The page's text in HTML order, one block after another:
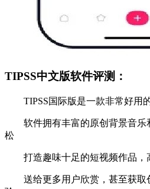
TIPSS中文版软件评测：
TIPSS国际版是一款非常好用的
软件拥有丰富的原创背景音乐
松
打造趣味十足的短视频作品，
送给更多用户欣赏，甚至获取